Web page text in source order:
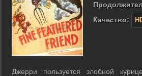
Качество:
Джерри пользуется злобной